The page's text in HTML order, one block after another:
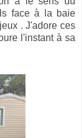
face à la baie
. J'adore ces
l'instant à sa